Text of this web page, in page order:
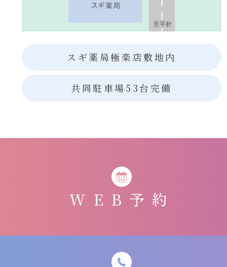
スギ薬局極楽店敷地内
共同駐車場53台完備
WEB予約